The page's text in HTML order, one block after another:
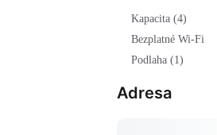
Kapacita (4)
Bezplatné Wi-Fi
Podlaha (1)
Adresa